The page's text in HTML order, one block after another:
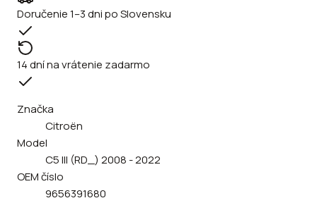
Doručenie 1–3 dni po Slovensku
14 dní na vrátenie zadarmo
Značka
Citroën
Model
C5 III (RD_) 2008 - 2022
OEM číslo
9656391680